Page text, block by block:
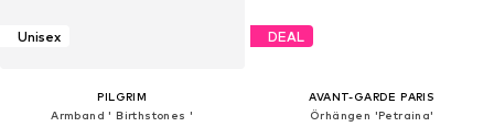
Unisex
PILGRIM
Armband ' Birthstones '
DEAL
AVANT-GARDE PARIS
Örhängen 'Petraina'